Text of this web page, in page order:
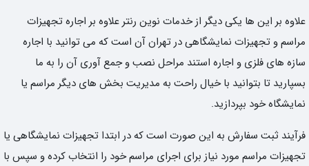
علاوه بر این ها یکی دیگر از خدمات نوین رنتر علاوه بر اجاره تجهیزات
مراسم و تجهیزات نمایشگاهی در تهران آن است که می توانید با اجاره
سازه های فلزی و اجاره استند مراحل نصب و جمع آوری آن را به ما
بسپارید تا بتوانید با خیال راحت به مدیریت بخش های دیگر مراسم یا
نمایشگاه خود بپردازید.
فرآیند ثبت سفارش به این صورت است که در ابتدا تجهیزات نمایشگاهی یا
تجهیزات مراسم مورد نیاز برای اجرای مراسم خود را انتخاب کرده و سپس با